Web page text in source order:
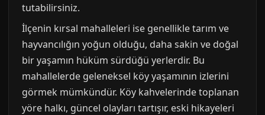
tutabilirsiniz.
İlçenin kırsal mahalleleri ise genellikle tarım ve
hayvancılığın yoğun olduğu, daha sakin ve doğal
bir yaşamın hüküm sürdüğü yerlerdir. Bu
mahallelerde geleneksel köy yaşamının izlerini
görmek mümkündür. Köy kahvelerinde toplanan
yöre halkı, güncel olayları tartışır, eski hikayeleri